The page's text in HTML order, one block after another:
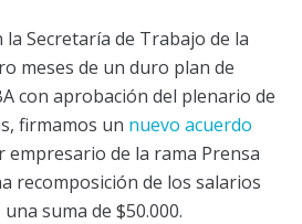
la Secretaría de Trabajo de la
meses de un duro plan de
con aprobación del plenario de
firmamos un nuevo acuerdo
empresario de la rama Prensa
recomposición de los salarios
suma de $50.000.